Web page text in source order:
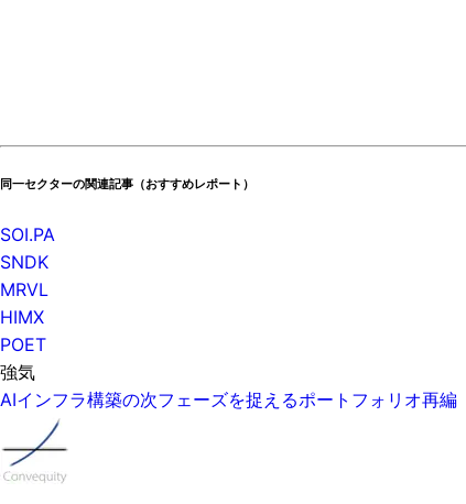
同一セクターの関連記事（おすすめレポート）
SOI.PA
SNDK
MRVL
HIMX
POET
強気
AIインフラ構築の次フェーズを捉えるポートフォリオ再